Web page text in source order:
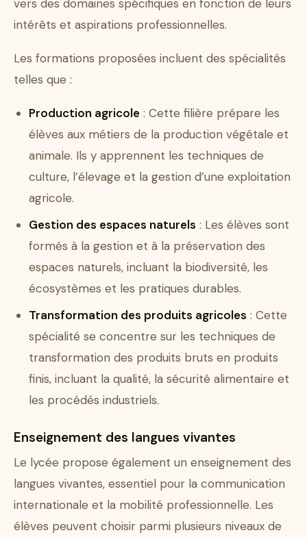
vers des domaines spécifiques en fonction de leurs
intérêts et aspirations professionnelles.
Les formations proposées incluent des spécialités
telles que :
Production agricole : Cette filière prépare les
élèves aux métiers de la production végétale et
animale. Ils y apprennent les techniques de
culture, l’élevage et la gestion d’une exploitation
agricole.
Gestion des espaces naturels : Les élèves sont
formés à la gestion et à la préservation des
espaces naturels, incluant la biodiversité, les
écosystèmes et les pratiques durables.
Transformation des produits agricoles : Cette
spécialité se concentre sur les techniques de
transformation des produits bruts en produits
finis, incluant la qualité, la sécurité alimentaire et
les procédés industriels.
Enseignement des langues vivantes
Le lycée propose également un enseignement des
langues vivantes, essentiel pour la communication
internationale et la mobilité professionnelle. Les
élèves peuvent choisir parmi plusieurs niveaux de